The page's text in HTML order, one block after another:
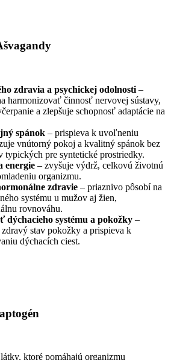
zdravia a psychickej odolnosti –
harmonizovať činnosť nervovej sústavy,
a zlepšuje schopnosť adaptácie na
spánok – prispieva k uvoľneniu
vnútorný pokoj a kvalitný spánok bez
typických pre syntetické prostriedky.
energie – zvyšuje výdrž, celkovú životnú
organizmu.
zdravie – priaznivo pôsobí na
systému u mužov aj žien,
rovnováhu.
dýchacieho systému a pokožky –
stav pokožky a prispieva k
dýchacích ciest.
ktoré pomáhajú organizmu